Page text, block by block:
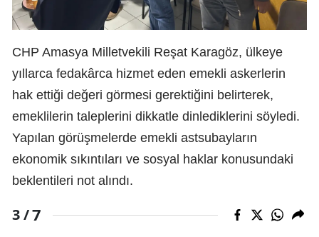
CHP Amasya Milletvekili Reşat Karagöz, ülkeye
yıllarca fedakârca hizmet eden emekli askerlerin
hak ettiği değeri görmesi gerektiğini belirterek,
emeklilerin taleplerini dikkatle dinlediklerini söyledi.
Yapılan görüşmelerde emekli astsubayların
ekonomik sıkıntıları ve sosyal haklar konusundaki
beklentileri not alındı.
3 /7